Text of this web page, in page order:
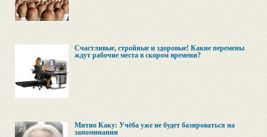
Счастливые, стройные и здоровые! Какие перемены
ждут рабочие места в скором времени?
Митио Каку: Учёба уже не будет базироваться на
запоминании